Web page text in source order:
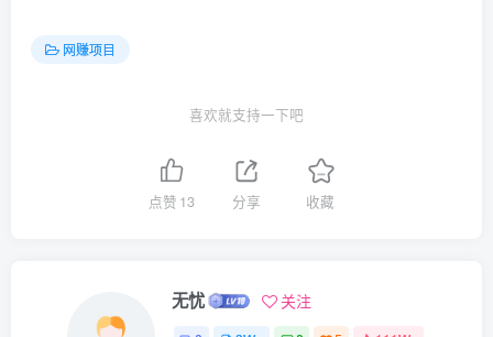
网赚项目
喜欢就支持一下吧
点赞 13 分享 收藏
无忧 关注